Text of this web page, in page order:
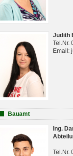
Judith
Tel.Nr.
Email:
Bauamt
Ing.
Tel.Nr.